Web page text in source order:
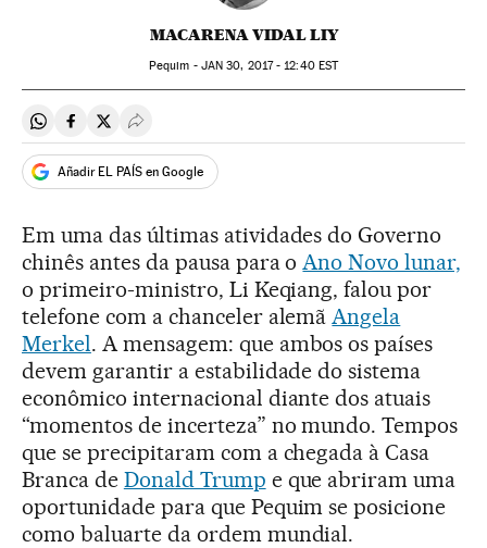
MACARENA VIDAL LIY
Pequim - JAN 30, 2017 - 12:40EST
Compartir en Whatsapp
Compartir en Facebook
Compartir en Twitter
Desplegar Redes Sociales
Añadir EL PAÍS en Google
Em uma das últimas atividades do Governo
chinês antes da pausa para oAno Novo lunar,
o primeiro-ministro, Li Keqiang, falou por
telefone com a chanceler alemãAngela
Merkel. A mensagem: que ambos os países
devem garantir a estabilidade do sistema
econômico internacional diante dos atuais
“momentos de incerteza” no mundo. Tempos
que se precipitaram com a chegada à Casa
Branca de Donald Trump e que abriram uma
oportunidade para que Pequim se posicione
como baluarte da ordem mundial.